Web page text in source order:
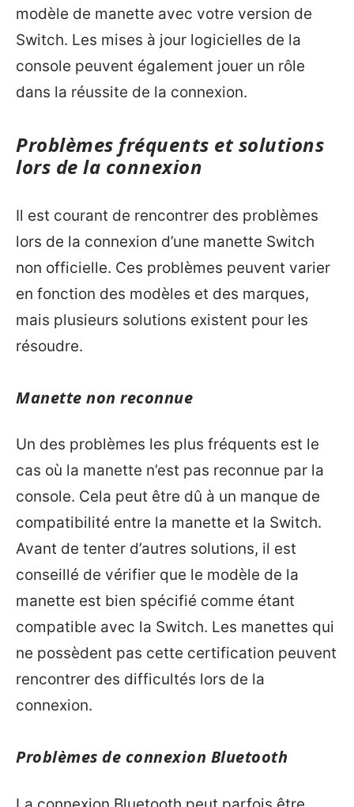
modèle de manette avec votre version de
Switch. Les mises à jour logicielles de la
console peuvent également jouer un rôle
dans la réussite de la connexion.
Problèmes fréquents et solutions
lors de la connexion
Il est courant de rencontrer des problèmes
lors de la connexion d’une manette Switch
non officielle. Ces problèmes peuvent varier
en fonction des modèles et des marques,
mais plusieurs solutions existent pour les
résoudre.
Manette non reconnue
Un des problèmes les plus fréquents est le
cas où la manette n’est pas reconnue par la
console. Cela peut être dû à un manque de
compatibilité entre la manette et la Switch.
Avant de tenter d’autres solutions, il est
conseillé de vérifier que le modèle de la
manette est bien spécifié comme étant
compatible avec la Switch. Les manettes qui
ne possèdent pas cette certification peuvent
rencontrer des difficultés lors de la
connexion.
Problèmes de connexion Bluetooth